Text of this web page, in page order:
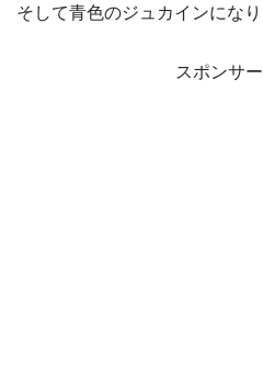
そして青色のジュカインになり
スポンサ